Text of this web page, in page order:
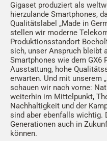
Gigaset produziert als
hierzulande Smartphones,
Qualitätslabel „Made in
stellen wir moderne
Produktionsstandort
sich, unser Anspruch bleibt
Smartphones wie dem GX6
Ausstattung, hohe
erwarten. Und mit unserem
schauen wir nach vorne:
weiterhin im Mittelpunkt,
Nachhaltigkeit und der
sind aber ebenfalls wichtig.
Generationen auch in
können.